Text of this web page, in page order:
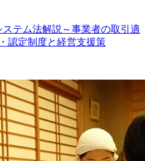
ステム法解説～事業者の取引適
認定制度と経営支援策